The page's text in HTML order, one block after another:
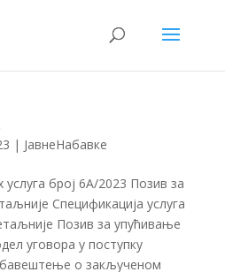
| ЈавнеНабавке
услуга број 6А/2023 Позив за
Спецификација услуга
Позив за упућивање
уговора у поступку
о закљученом